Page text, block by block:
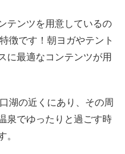
テンツを用意しているの
徴です！朝ヨガやテント
に最適なコンテンツが用
湖の近くにあり、その周
泉でゆったりと過ごす時
。